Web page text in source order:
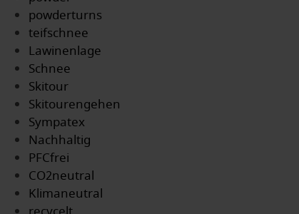
powderturns
teifschnee
Lawinenlage
Schnee
Skitour
Skitourengehen
Sympatex
Nachhaltig
PFCfrei
CO2neutral
Klimaneutral